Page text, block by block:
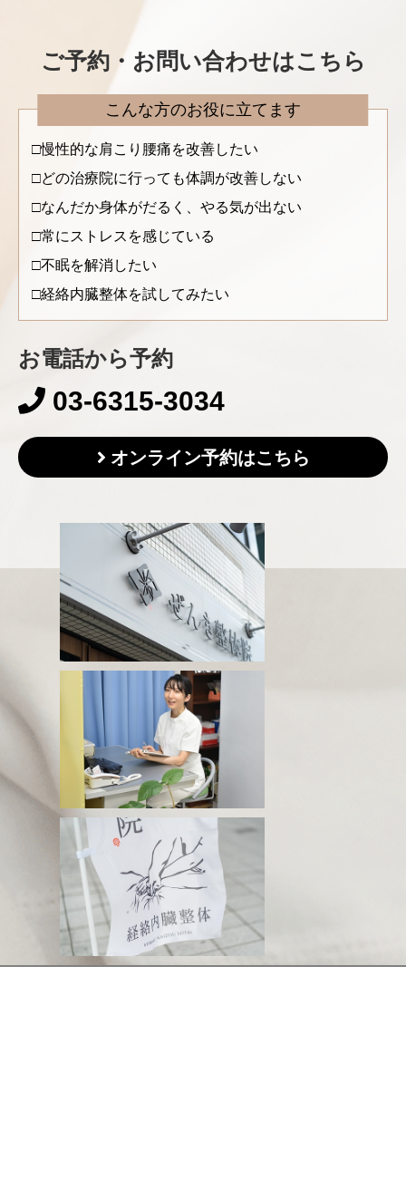
ご予約・お問い合わせはこちら
こんな方のお役に立てます
慢性的な肩こり腰痛を改善したい
どの治療院に行っても体調が改善しない
なんだか身体がだるく、やる気が出ない
常にストレスを感じている
不眠を解消したい
経絡内臓整体を試してみたい
お電話から予約
03-6315-3034
オンライン予約はこちら